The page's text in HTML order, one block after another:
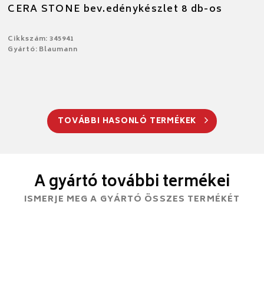
CERA STONE bev.edénykészlet 8 db-os
Cikkszám: 345941
Gyártó: Blaumann
TOVÁBBI HASONLÓ TERMÉKEK
A gyártó további termékei
ISMERJE MEG A GYÁRTÓ ÖSSZES TERMÉKÉT